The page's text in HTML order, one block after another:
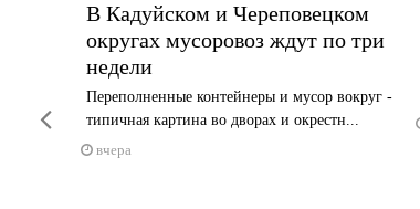
В Кадуйском и Череповецком
округах мусоровоз ждут по три
недели
Переполненные контейнеры и мусор вокруг -
типичная картина во дворах и окрестн...
вчера